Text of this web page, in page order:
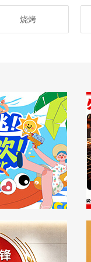
烧烤